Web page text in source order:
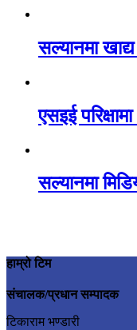
सल्यानमा
एसइई
सल्यानमा
हाम्रो टिम
संचालक/प्रधान सम्पादक
टिकाराम भण्डारी